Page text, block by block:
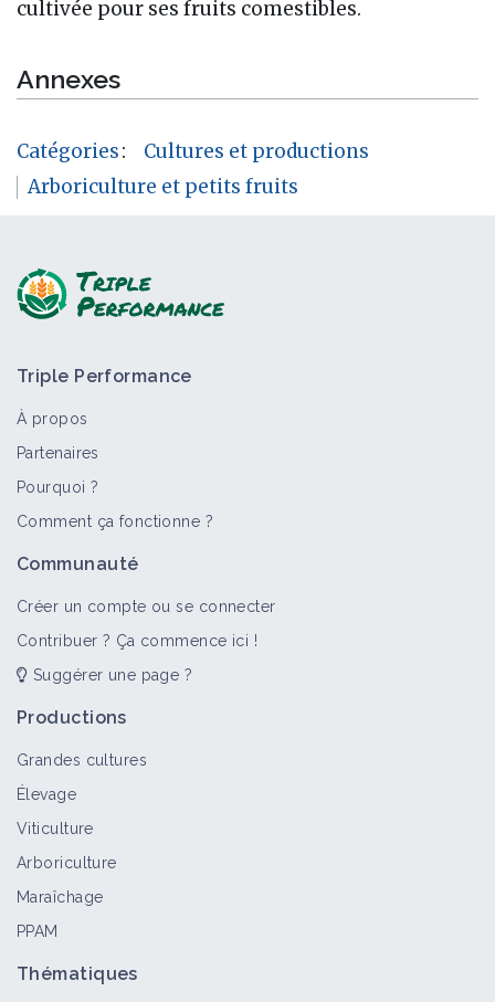
cultivée pour ses fruits comestibles.
Annexes
Catégories:
Cultures et productions
Arboriculture et petits fruits
Triple Performance
À propos
Partenaires
Pourquoi ?
Comment ça fonctionne ?
Communauté
Créer un compte ou se connecter
Contribuer ? Ça commence ici !
Suggérer une page ?
Productions
Grandes cultures
Élevage
Viticulture
Arboriculture
Maraîchage
PPAM
Thématiques